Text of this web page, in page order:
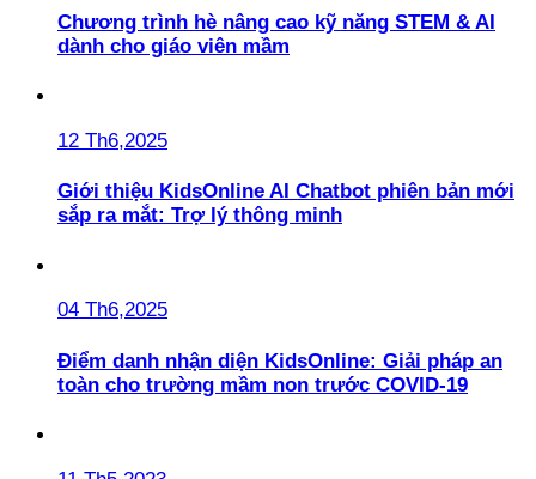
Chương trình hè nâng cao kỹ năng STEM & AI
dành cho giáo viên mầm
12 Th6,2025
Giới thiệu KidsOnline AI Chatbot phiên bản mới
sắp ra mắt: Trợ lý thông minh
04 Th6,2025
Điểm danh nhận diện KidsOnline: Giải pháp an
toàn cho trường mầm non trước COVID-19